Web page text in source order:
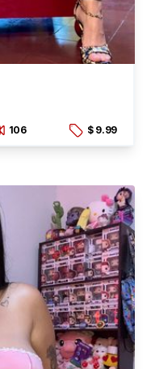
106 $ 9.99